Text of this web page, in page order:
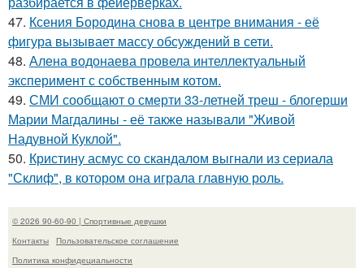
47. Ксения Бородина снова в центре внимания - её
фигура вызывает массу обсуждений в сети.
48. Алена водонаева провела интеллектуальный
эксперимент с собственным котом.
49. СМИ сообщают о смерти 33-летней треш - блогерши
Марии Магдалины - её также называли "Живой
Надувной Куклой".
50. Кристину асмус со скандалом выгнали из сериала
"Склиф", в котором она играла главную роль.
© 2026 90-60-90 | Спортивные девушки
Контакты
Пользовательское соглашение
Политика конфидециальности